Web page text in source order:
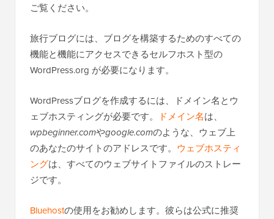
ご覧ください。
旅行ブログには、ブログを構築するためのすべての
機能と機能にアクセスできるセルフホスト型の
WordPress.org が必要になります。
WordPressブログを作成するには、ドメイン名とウ
ェブホスティングが必要です。
ドメイン名は、
wpbeginner.comやgoogle.comのような、ウェブ上
のあなたのサイトのアドレスです。 ウェブホスティ
ングは、すべてのウェブサイトファイルのストレー
ジです。
Bluehostの使用をお勧めします。彼らは公式に推奨